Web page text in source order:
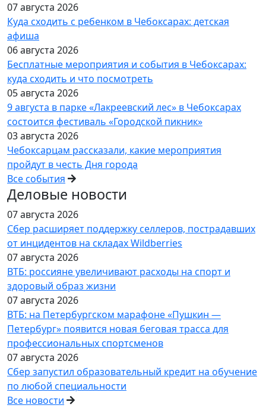
07 августа 2026
Куда сходить с ребенком в Чебоксарах: детская
афиша
06 августа 2026
Бесплатные мероприятия и события в Чебоксарах:
куда сходить и что посмотреть
05 августа 2026
9 августа в парке «Лакреевский лес» в Чебоксарах
состоится фестиваль «Городской пикник»
03 августа 2026
Чебоксарцам рассказали, какие мероприятия
пройдут в честь Дня города
Все события
Деловые новости
07 августа 2026
Сбер расширяет поддержку селлеров, пострадавших
от инцидентов на складах Wildberries
07 августа 2026
ВТБ: россияне увеличивают расходы на спорт и
здоровый образ жизни
07 августа 2026
ВТБ: на Петербургском марафоне «Пушкин —
Петербург» появится новая беговая трасса для
профессиональных спортсменов
07 августа 2026
Сбер запустил образовательный кредит на обучение
по любой специальности
Все новости